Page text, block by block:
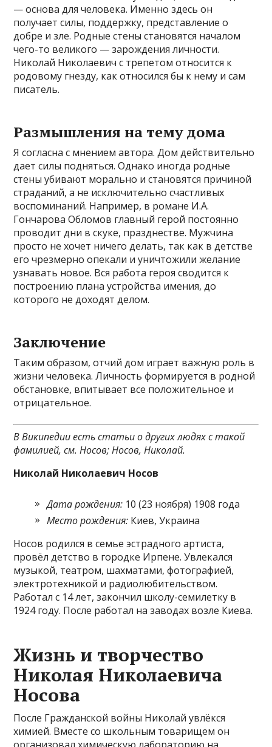
— основа для человека. Именно здесь он
получает силы, поддержку, представление о
добре и зле. Родные стены становятся началом
чего-то великого — зарождения личности.
Николай Николаевич с трепетом относится к
родовому гнезду, как относился бы к нему и сам
писатель.
Размышления на тему дома
Я согласна с мнением автора. Дом действительно
дает силы подняться. Однако иногда родные
стены убивают морально и становятся причиной
страданий, а не исключительно счастливых
воспоминаний. Например, в романе И.А.
Гончарова Обломов главный герой постоянно
проводит дни в скуке, празднестве. Мужчина
просто не хочет ничего делать, так как в детстве
его чрезмерно опекали и уничтожили желание
узнавать новое. Вся работа героя сводится к
построению плана устройства имения, до
которого не доходят делом.
Заключение
Таким образом, отчий дом играет важную роль в
жизни человека. Личность формируется в родной
обстановке, впитывает все положительное и
отрицательное.
В Википедии есть статьи о других людях с такой
фамилией, см. Носов; Носов, Николай.
Николай Николаевич Носов
Дата рождения: 10 (23 ноября) 1908 года
Место рождения: Киев, Украина
Носов родился в семье эстрадного артиста,
провёл детство в городке Ирпене. Увлекался
музыкой, театром, шахматами, фотографией,
электротехникой и радиолюбительством.
Работал с 14 лет, закончил школу-семилетку в
1924 году. После работал на заводах возле Киева.
Жизнь и творчество
Николая Николаевича
Носова
После Гражданской войны Николай увлёкся
химией. Вместе со школьным товарищем он